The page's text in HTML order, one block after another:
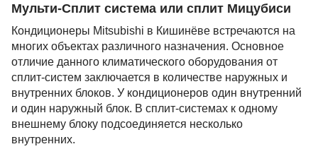
Мульти-Сплит система или сплит Мицубиси
Кондиционеры Mitsubishi в Кишинёве встречаются на
многих объектах различного назначения. Основное
отличие данного климатического оборудования от
сплит-систем заключается в количестве наружных и
внутренних блоков. У кондиционеров один внутренний
и один наружный блок. В сплит-системах к одному
внешнему блоку подсоединяется несколько
внутренних.